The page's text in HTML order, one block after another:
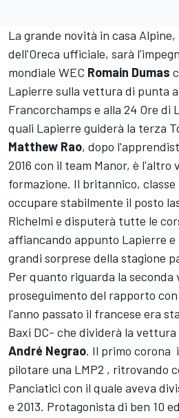
La grande novità in casa
dell'Oreca ufficiale, sarà
mondiale WEC Romain Dumas
Lapierre sulla vettura di punta
Francorchamps e alla 24 Ore di
quali Lapierre guiderà la terza
Matthew Rao, dopo
2016 con il team Manor, è l'altro
formazione. Il britannico, classe
occupare stabilmente il posto
Richelmi e disputerà tutte le
affiancando appunto Lapierre e
grandi sorprese della stagione
Per quanto riguarda la seconda
proseguimento del rapporto con
l'anno passato il francese era
Baxi DC- che dividerà la vettura
André Negrao. Il primo corona
pilotare una LMP2 , ritrovando
Panciatici con il quale aveva
e 2013. Protagonista di ben 10